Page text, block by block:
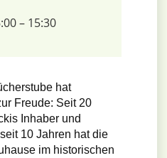
– 15:30
hat
Freude: Seit 20
Inhaber und
10 Jahren hat die
im historischen